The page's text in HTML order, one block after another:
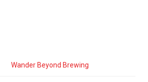
Wander Beyond Brewing